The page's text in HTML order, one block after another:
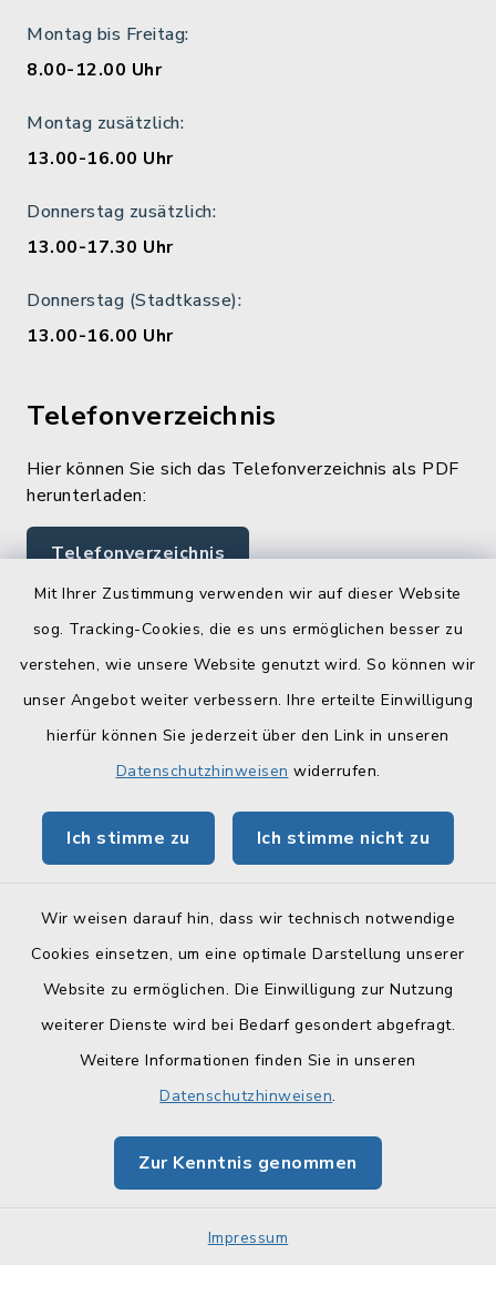
Mit Ihrer Zustimmung verwenden wir auf dieser Website
sog. Tracking-Cookies, die es uns ermöglichen besser zu
verstehen, wie unsere Website genutzt wird. So können wir
unser Angebot weiter verbessern. Ihre erteilte Einwilligung
hierfür können Sie jederzeit über den Link in unseren
Datenschutzhinweisen widerrufen.
Ich stimme zu Ich stimme nicht zu
Wir weisen darauf hin, dass wir technisch notwendige
Cookies einsetzen, um eine optimale Darstellung unserer
Website zu ermöglichen. Die Einwilligung zur Nutzung
weiterer Dienste wird bei Bedarf gesondert abgefragt.
Weitere Informationen finden Sie in unseren
Datenschutzhinweisen.
Zur Kenntnis genommen
Impressum
Montag bis Freitag:
8.00-12.00 Uhr
Montag zusätzlich:
13.00-16.00 Uhr
Donnerstag zusätzlich:
13.00-17.30 Uhr
Donnerstag (Stadtkasse):
13.00-16.00 Uhr
Telefonverzeichnis
Hier können Sie sich das Telefonverzeichnis als PDF
herunterladen:
Telefonverzeichnis
Quicklinks
Landratsamt Lichtenfels
Geoportal Lichtenfels
BayernPortal
Barrierefreiheit
Sitemap